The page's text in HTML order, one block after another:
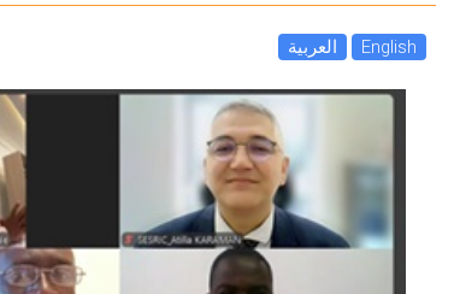
العربية English